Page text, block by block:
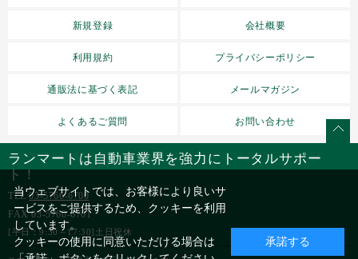
新規登録 会社概要
利用規約 プライバシーポリシー
通販法に基づく表記 メールマガジン
よくあるご質問 お問い合わせ
ランマートは自動車業界を強力にトータルサポー
ト！
TEL03-5766-6700
FAX 03-5760-6701
[平日：9:30～17:30]土日祝休
当ウェブサイトでは、お客様により良いサ
ービスをご提供するため、クッキーを利用
しています。
クッキーの使用に同意いただける場合は
承諾する